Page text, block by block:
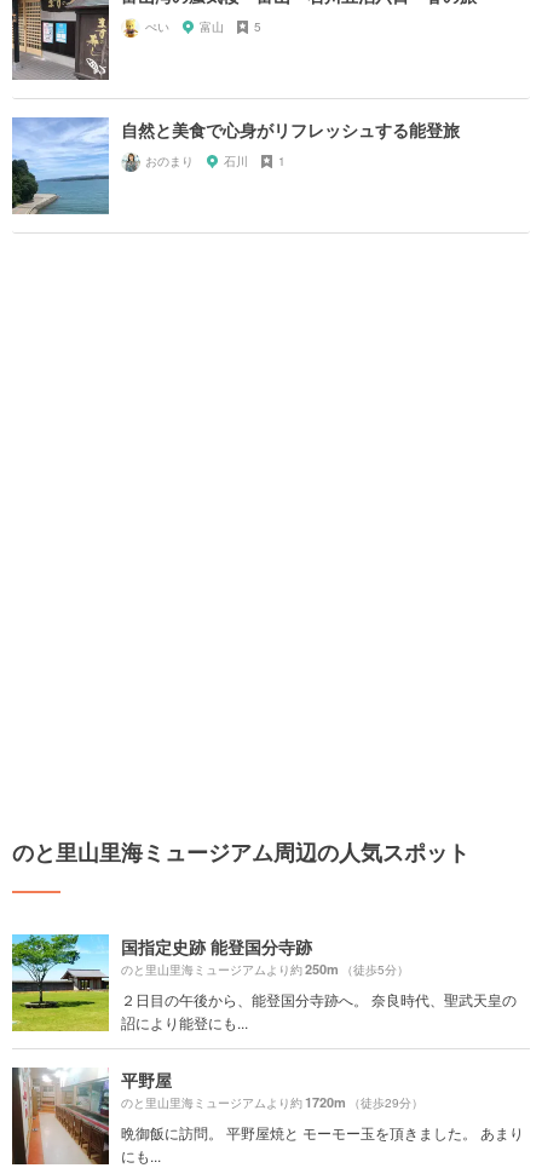
ぺい 富山 5
自然と美食で心身がリフレッシュする能登旅
おのまり 石川 1
のと里山里海ミュージアム周辺の人気スポット
国指定史跡 能登国分寺跡
のと里山里海ミュージアムより約250m （徒歩5分）
２日目の午後から、能登国分寺跡へ。 奈良時代、聖武天皇の
詔により能登にも...
平野屋
のと里山里海ミュージアムより約1720m （徒歩29分）
晩御飯に訪問。 平野屋焼と モーモー玉を頂きました。 あまり
にも...